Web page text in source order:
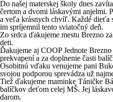
Do našej materskej školy dnes
čertom a dvomi láskavými anjelmi.
a veľa krásnych chvíľ. Každé dieťa
im spríjemnil tento sviatočný deň.
Zo srdca ďakujeme mestu Brezno
deti.
Ďakujeme aj COOP Jednote
prekvapení a za doplnenie časti
Osobitnú vďaku venujeme pani
svojou podporou sprevádza už
Tiež ďakujeme maminke Táničke
balíčkov deťom celej MŠ. Jej
darom.